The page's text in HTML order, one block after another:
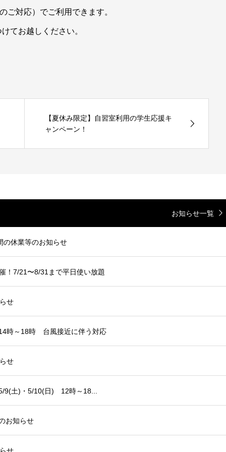
対応）でご利用できます。
てお越しください。
【夏休み限定】自習室利用の学生応援キ
ャンペーン！
お知らせ一覧
の休業等のお知らせ
！7/21〜8/31まで平日使い放題
せ
時～18時 台風接近に伴う対応
せ
9(土)・5/10(日) 12時～18...
お知らせ